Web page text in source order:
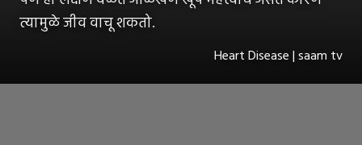
त्यामुळे जीव वाचू शकतो.
Heart Disease | saam tv